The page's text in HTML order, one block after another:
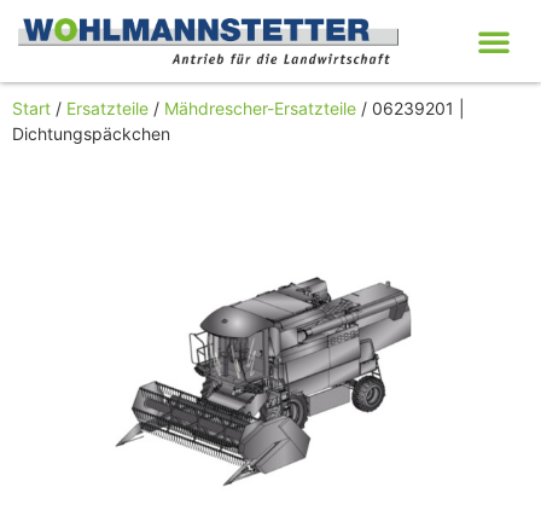
Start / Ersatzteile / Mähdrescher-Ersatzteile / 06239201 |
Dichtungspäckchen